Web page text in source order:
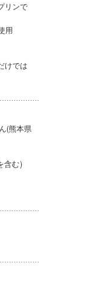
リンで
用
けでは
(熊本県
含む)